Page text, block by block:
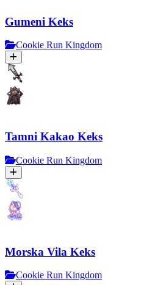
Gumeni Keks
Cookie Run Kingdom
Tamni Kakao Keks
Cookie Run Kingdom
Morska Vila Keks
Cookie Run Kingdom